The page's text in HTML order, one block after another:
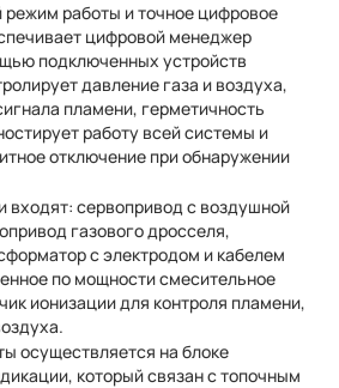
режим работы и точное цифровое
цифровой менеджер
подключенных устройств
давление газа и воздуха,
пламени, герметичность
работу всей системы и
отключение при обнаружении
входят: сервопривод с воздушной
газового дросселя,
с электродом и кабелем
по мощности смесительное
ионизации для контроля пламени,
осуществляется на блоке
который связан с топочным